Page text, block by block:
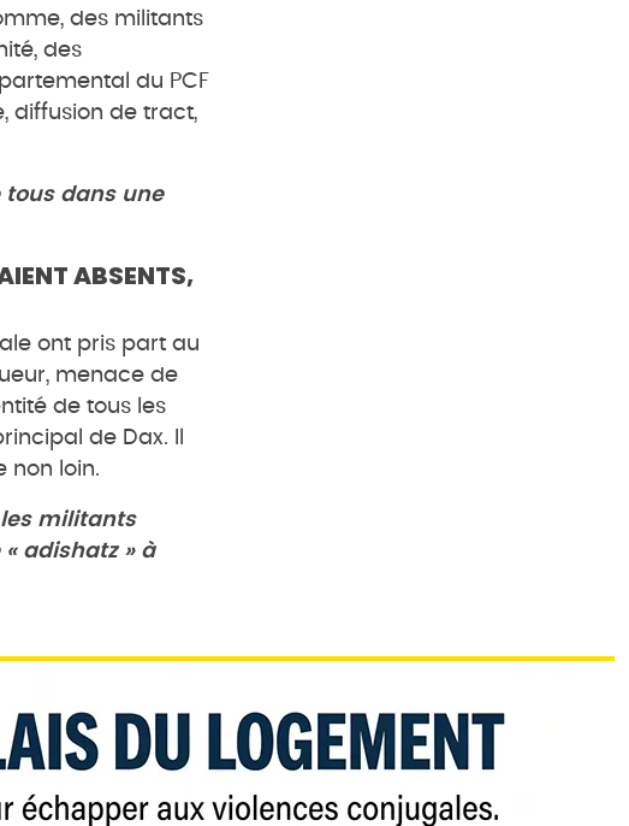
des militants
des
du PCF
diffusion de tract,
dans une
ABSENTS,
ont pris part au
menace de
de tous les
de Dax. Il
non loin.
les militants
« adishatz» à